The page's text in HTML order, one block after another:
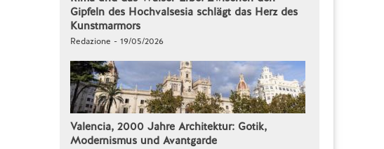
Gipfeln des Hochvalsesia schlägt das Herz des
Kunstmarmors
Redazione - 19/05/2026
Valencia, 2000 Jahre Architektur: Gotik,
Modernismus und Avantgarde